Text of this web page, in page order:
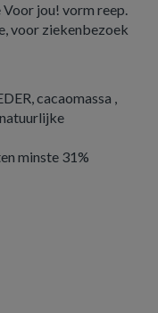
Voor jou! vorm reep.
voor ziekenbezoek
cacaomassa ,
minste 31%